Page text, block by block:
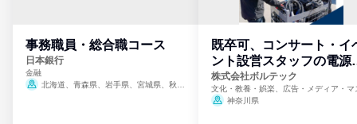
事務職員・総合職コース
日本銀行
金融
北海道、青森県、岩手県、宮城県、秋田
既卒可、コンサート・イ
ント設営スタッフの電源
門
株式会社ボルテック
文化・教養・娯楽、広告・メディア・マ
ミ、電力・ガス・水道・エネルギー
神奈川県